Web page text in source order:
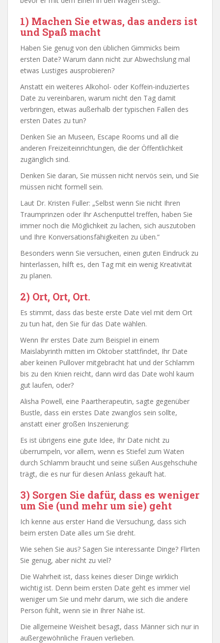
1) Machen Sie etwas, das anders ist
und Spaß macht
Haben Sie genug von den üblichen Gimmicks beim
ersten Date? Warum dann nicht zur Abwechslung mal
etwas Lustiges ausprobieren?
Anstatt ein weiteres Alkohol- oder Koffein-induziertes
Date zu vereinbaren, warum nicht den Tag damit
verbringen, etwas außerhalb der typischen Fallen des
ersten Dates zu tun?
Denken Sie an Museen, Escape Rooms und all die
anderen Freizeiteinrichtungen, die der Öffentlichkeit
zugänglich sind.
Denken Sie daran, Sie müssen nicht nervös sein, und Sie
müssen nicht formell sein.
Laut Dr. Kristen Fuller: „Selbst wenn Sie nicht Ihren
Traumprinzen oder Ihr Aschenputtel treffen, haben Sie
immer noch die Möglichkeit zu lachen, sich auszutoben
und Ihre Konversationsfähigkeiten zu üben.“
Besonders wenn Sie versuchen, einen guten Eindruck zu
hinterlassen, hilft es, den Tag mit ein wenig Kreativität
zu planen.
2) Ort, Ort, Ort.
Es stimmt, dass das beste erste Date viel mit dem Ort
zu tun hat, den Sie für das Date wählen.
Wenn Ihr erstes Date zum Beispiel in einem
Maislabyrinth mitten im Oktober stattfindet, Ihr Date
aber keinen Pullover mitgebracht hat und der Schlamm
bis zu den Knien reicht, dann wird das Date wohl kaum
gut laufen, oder?
Alisha Powell, eine Paartherapeutin, sagte gegenüber
Bustle, dass ein erstes Date zwanglos sein sollte,
anstatt einer großen Inszenierung:
Es ist übrigens eine gute Idee, Ihr Date nicht zu
überrumpeln, vor allem, wenn es Stiefel zum Waten
durch Schlamm braucht und seine süßen Ausgehschuhe
trägt, die es nur für diesen Anlass gekauft hat.
3) Sorgen Sie dafür, dass es weniger
um Sie (und mehr um sie) geht
Ich kenne aus erster Hand die Versuchung, dass sich
beim ersten Date alles um Sie dreht.
Wie sehen Sie aus? Sagen Sie interessante Dinge? Flirten
Sie genug, aber nicht zu viel?
Die Wahrheit ist, dass keines dieser Dinge wirklich
wichtig ist. Denn beim ersten Date geht es immer viel
weniger um Sie und mehr darum, wie sich die andere
Person fühlt, wenn sie in Ihrer Nähe ist.
Die allgemeine Weisheit besagt, dass Männer sich nur in
außergewöhnliche Frauen verlieben.